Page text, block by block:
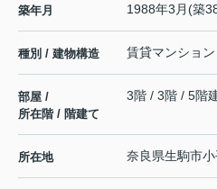
築年月 1988年3月(築
種別 / 建物構造 賃貸マンショ
部屋 /
所在階 / 階建て
3階 / 3階 / 5階
所在地 奈良県生駒市